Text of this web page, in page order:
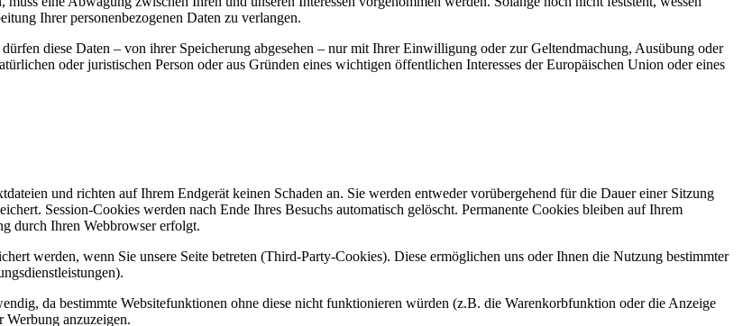
Ihrer personenbezogenen Daten zu verlangen.
diese Daten – von ihrer Speicherung abgesehen – nur mit Ihrer Einwilligung oder zur Geltendmachung, Ausübung oder
oder juristischen Person oder aus Gründen eines wichtigen öffentlichen Interesses der Europäischen Union oder eines
und richten auf Ihrem Endgerät keinen Schaden an. Sie werden entweder vorübergehend für die Dauer einer Sitzung
Session-Cookies werden nach Ende Ihres Besuchs automatisch gelöscht. Permanente Cookies bleiben auf Ihrem
durch Ihren Webbrowser erfolgt.
werden, wenn Sie unsere Seite betreten (Third-Party-Cookies). Diese ermöglichen uns oder Ihnen die Nutzung bestimmter
da bestimmte Websitefunktionen ohne diese nicht funktionieren würden (z.B. die Warenkorbfunktion oder die Anzeige
Werbung anzuzeigen.